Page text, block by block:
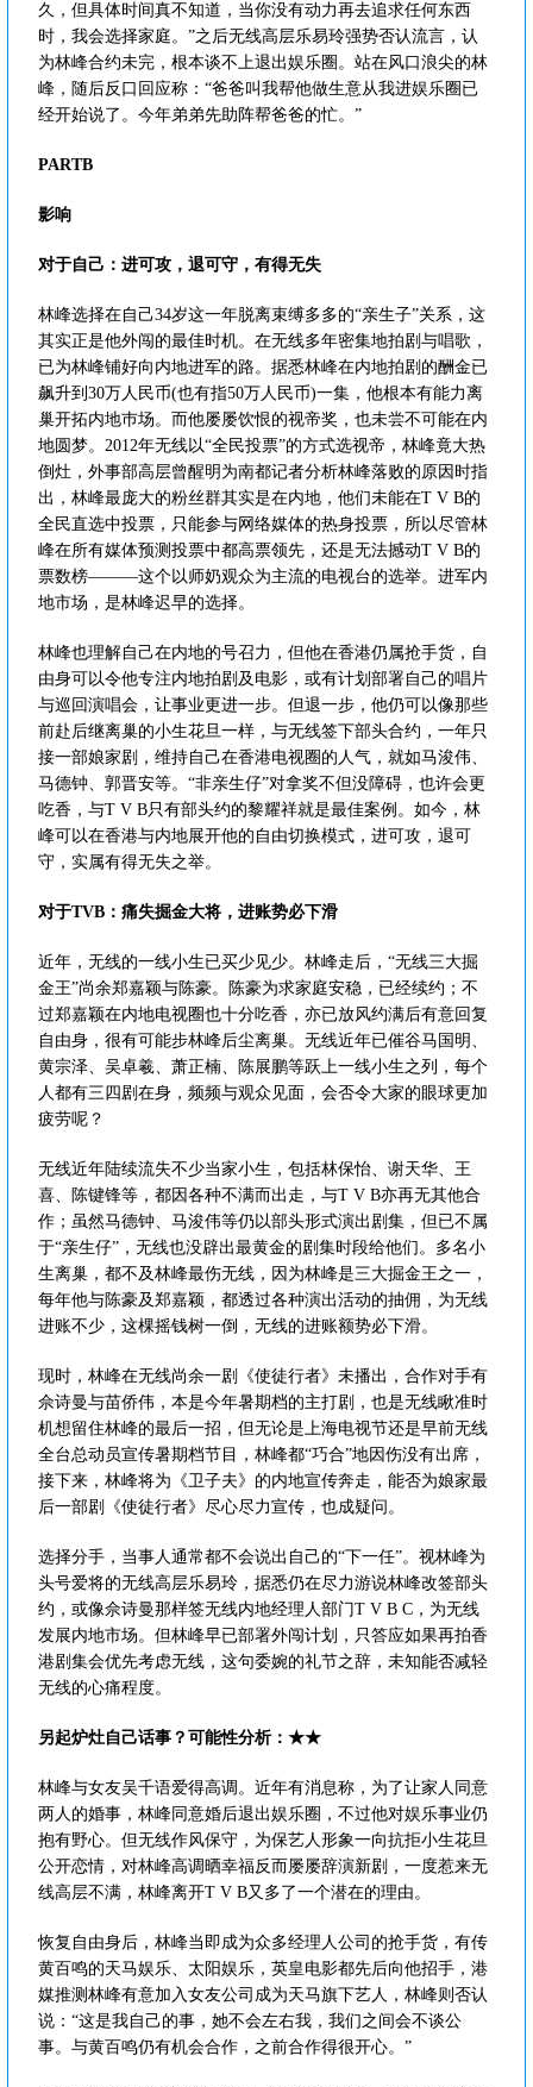
久，但具体时间真不知道，当你没有动力再去追求任何东西
时，我会选择家庭。”之后无线高层乐易玲强势否认流言，认
为林峰合约未完，根本谈不上退出娱乐圈。站在风口浪尖的林
峰，随后反口回应称：“爸爸叫我帮他做生意从我进娱乐圈已
经开始说了。今年弟弟先助阵帮爸爸的忙。”
PARTB
影响
对于自己：进可攻，退可守，有得无失
林峰选择在自己34岁这一年脱离束缚多多的“亲生子”关系，这
其实正是他外闯的最佳时机。在无线多年密集地拍剧与唱歌，
已为林峰铺好向内地进军的路。据悉林峰在内地拍剧的酬金已
飙升到30万人民币(也有指50万人民币)一集，他根本有能力离
巢开拓内地巿场。而他屡屡饮恨的视帝奖，也未尝不可能在内
地圆梦。2012年无线以“全民投票”的方式选视帝，林峰竟大热
倒灶，外事部高层曾醒明为南都记者分析林峰落败的原因时指
出，林峰最庞大的粉丝群其实是在内地，他们未能在T V B的
全民直选中投票，只能参与网络媒体的热身投票，所以尽管林
峰在所有媒体预测投票中都高票领先，还是无法撼动T V B的
票数榜———这个以师奶观众为主流的电视台的选举。进军内
地市场，是林峰迟早的选择。
林峰也理解自己在内地的号召力，但他在香港仍属抢手货，自
由身可以令他专注内地拍剧及电影，或有计划部署自己的唱片
与巡回演唱会，让事业更进一步。但退一步，他仍可以像那些
前赴后继离巢的小生花旦一样，与无线签下部头合约，一年只
接一部娘家剧，维持自己在香港电视圈的人气，就如马浚伟、
马德钟、郭晋安等。“非亲生仔”对拿奖不但没障碍，也许会更
吃香，与T V B只有部头约的黎耀祥就是最佳案例。如今，林
峰可以在香港与内地展开他的自由切换模式，进可攻，退可
守，实属有得无失之举。
对于TVB：痛失掘金大将，进账势必下滑
近年，无线的一线小生已买少见少。林峰走后，“无线三大掘
金王”尚余郑嘉颖与陈豪。陈豪为求家庭安稳，已经续约；不
过郑嘉颖在内地电视圈也十分吃香，亦已放风约满后有意回复
自由身，很有可能步林峰后尘离巢。无线近年已催谷马国明、
黄宗泽、吴卓羲、萧正楠、陈展鹏等跃上一线小生之列，每个
人都有三四剧在身，频频与观众见面，会否令大家的眼球更加
疲劳呢？
无线近年陆续流失不少当家小生，包括林保怡、谢天华、王
喜、陈键锋等，都因各种不满而出走，与T V B亦再无其他合
作；虽然马德钟、马浚伟等仍以部头形式演出剧集，但已不属
于“亲生仔”，无线也没辟出最黄金的剧集时段给他们。多名小
生离巢，都不及林峰最伤无线，因为林峰是三大掘金王之一，
每年他与陈豪及郑嘉颖，都透过各种演出活动的抽佣，为无线
进账不少，这棵摇钱树一倒，无线的进账额势必下滑。
现时，林峰在无线尚余一剧《使徒行者》未播出，合作对手有
佘诗曼与苗侨伟，本是今年暑期档的主打剧，也是无线瞅准时
机想留住林峰的最后一招，但无论是上海电视节还是早前无线
全台总动员宣传暑期档节目，林峰都“巧合”地因伤没有出席，
接下来，林峰将为《卫子夫》的内地宣传奔走，能否为娘家最
后一部剧《使徒行者》尽心尽力宣传，也成疑问。
选择分手，当事人通常都不会说出自己的“下一任”。视林峰为
头号爱将的无线高层乐易玲，据悉仍在尽力游说林峰改签部头
约，或像佘诗曼那样签无线内地经理人部门T V B C，为无线
发展内地市场。但林峰早已部署外闯计划，只答应如果再拍香
港剧集会优先考虑无线，这句委婉的礼节之辞，未知能否减轻
无线的心痛程度。
另起炉灶自己话事？可能性分析：★★
林峰与女友吴千语爱得高调。近年有消息称，为了让家人同意
两人的婚事，林峰同意婚后退出娱乐圈，不过他对娱乐事业仍
抱有野心。但无线作风保守，为保艺人形象一向抗拒小生花旦
公开恋情，对林峰高调晒幸福反而屡屡辞演新剧，一度惹来无
线高层不满，林峰离开T V B又多了一个潜在的理由。
恢复自由身后，林峰当即成为众多经理人公司的抢手货，有传
黄百鸣的天马娱乐、太阳娱乐，英皇电影都先后向他招手，港
媒推测林峰有意加入女友公司成为天马旗下艺人，林峰则否认
说：“这是我自己的事，她不会左右我，我们之间会不谈公
事。与黄百鸣仍有机会合作，之前合作得很开心。”